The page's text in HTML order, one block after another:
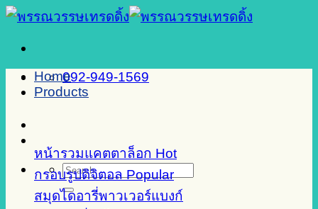
Skip
content
092-949-1569
Search
for:
Home
Products
หน้ารวมแคตตาล็อก
กรอบรูปดิจิตอล
สมุดไดอารี่พาวเวอร์แบงก์